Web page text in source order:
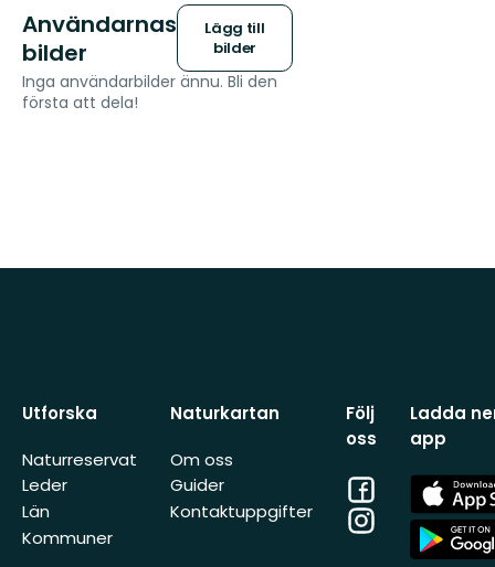
Användarnas
bilder
Lägg till
bilder
Inga användarbilder ännu. Bli den
första att dela!
Utforska
Naturreservat
Leder
Län
Kommuner
Naturkartan
Om oss
Guider
Kontaktuppgifter
Följ
oss
Facebook
Instagram
Ladda
app
App
Store
App
Store